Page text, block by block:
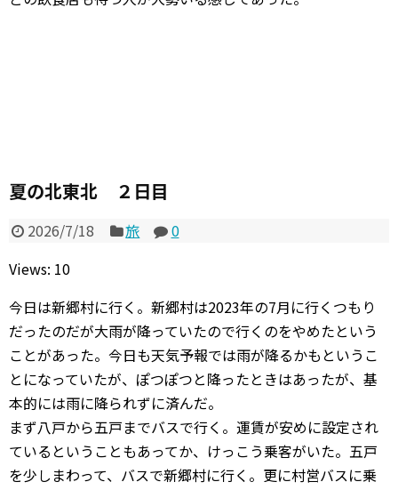
夏の北東北 ２日目
2026/7/18 旅
0
Views: 10
今日は新郷村に行く。新郷村は2023年の7月に行くつもり
だったのだが大雨が降っていたので行くのをやめたという
ことがあった。今日も天気予報では雨が降るかもというこ
とになっていたが、ぽつぽつと降ったときはあったが、基
本的には雨に降られずに済んだ。
まず八戸から五戸までバスで行く。運賃が安めに設定され
ているということもあってか、けっこう乗客がいた。五戸
を少しまわって、バスで新郷村に行く。更に村営バスに乗